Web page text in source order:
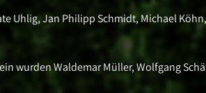
Uhlig, Jan Philipp Schmidt, Michael
wurden Waldemar Müller, Wolfgang